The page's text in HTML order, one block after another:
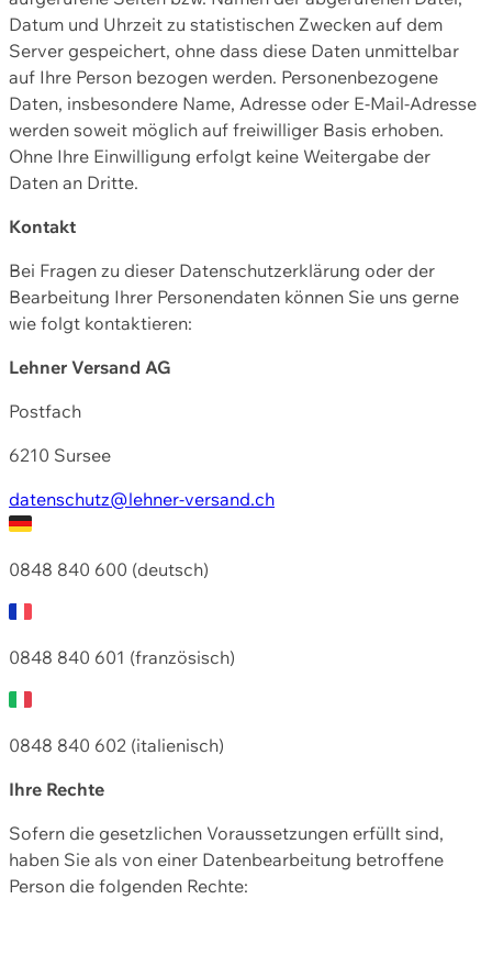
Datum und Uhrzeit zu statistischen Zwecken auf dem
Server gespeichert, ohne dass diese Daten unmittelbar
auf Ihre Person bezogen werden. Personenbezogene
Daten, insbesondere Name, Adresse oder E-Mail-Adresse
werden soweit möglich auf freiwilliger Basis erhoben.
Ohne Ihre Einwilligung erfolgt keine Weitergabe der
Daten an Dritte.
Kontakt
Bei Fragen zu dieser Datenschutzerklärung oder der
Bearbeitung Ihrer Personendaten können Sie uns gerne
wie folgt kontaktieren:
Lehner Versand AG
Postfach
6210 Sursee
datenschutz@lehner-versand.ch
0848 840 600 (deutsch)
0848 840 601 (französisch)
0848 840 602 (italienisch)
Ihre Rechte
Sofern die gesetzlichen Voraussetzungen erfüllt sind,
haben Sie als von einer Datenbearbeitung betroffene
Person die folgenden Rechte: